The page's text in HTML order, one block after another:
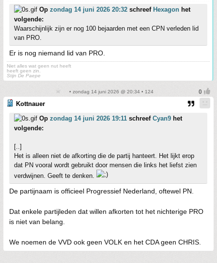
Op zondag 14 juni 2026 20:32 schreef Hexagon het
volgende:
Waarschijnlijk zijn er nog 100 bejaarden met een CPN verleden lid
van PRO.
Er is nog niemand lid van PRO.
Niet alles wat geen nut heeft
heeft geen zin.
Stijn De Paepe
• zondag 14 juni 2026 @ 20:34 • 124
Kottnauer
Op zondag 14 juni 2026 19:11 schreef Cyan9 het
volgende:
[..]
Het is alleen niet de afkorting die de partij hanteert. Het lijkt erop
dat PN vooral wordt gebruikt door mensen die links het liefst zien
verdwijnen. Geeft te denken.
De partijnaam is officieel Progressief Nederland, oftewel PN.
Dat enkele partijleden dat willen afkorten tot het nichterige PRO
is niet van belang.
We noemen de VVD ook geen VOLK en het CDA geen CHRIS.